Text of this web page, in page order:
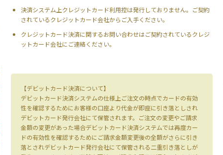
決済システム上クレジットカード利用控は発行しておりません。ご契約
されているクレジットカード会社からご入手ください。
クレジットカード決済に関するお問い合わせはご契約されているクレジ
ットカード会社にご連絡ください。
【デビットカード決済について】
デビットカード決済システムの仕様上ご注文の時点でカードの有効
性を確認するためにお客様の口座より代金が即座に引き落としされ
デビットカード発行会社にて保管されます。ご注文の変更やご請求
金額の変更があった場合デビットカード決済システムでは再度カー
ドの有効性を確認するためにご請求金額変更後の全額がさらに引き
落とされデビットカード発行会社にて保管される二重引き落としが